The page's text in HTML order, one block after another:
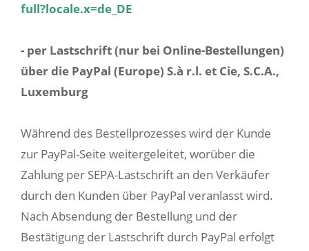
full?locale.x=de_DE
- per Lastschrift (nur bei Online-Bestellungen)
über die PayPal (Europe) S.à r.l. et Cie, S.C.A.,
Luxemburg
Während des Bestellprozesses wird der Kunde
zur PayPal-Seite weitergeleitet, worüber die
Zahlung per SEPA-Lastschrift an den Verkäufer
durch den Kunden über PayPal veranlasst wird.
Nach Absendung der Bestellung und der
Bestätigung der Lastschrift durch PayPal erfolgt